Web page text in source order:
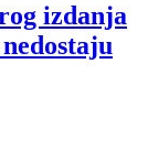
izdanja